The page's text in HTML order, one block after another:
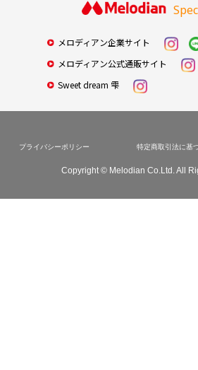
メロディアン企業サイト
メロディアン公式通販サイト
Sweet dream 雫
Copyright © Melodian Co.Ltd. All
プライバシーポリシー 特定商取引法に基